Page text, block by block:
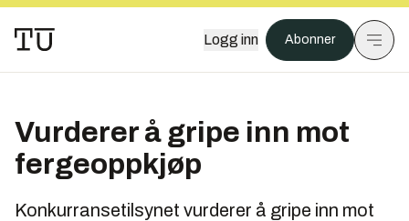
Logg inn Abonner
Vurderer å gripe inn mot
fergeoppkjøp
Konkurransetilsynet vurderer å gripe inn mot